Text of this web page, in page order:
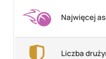
Najwięcej
Liczba